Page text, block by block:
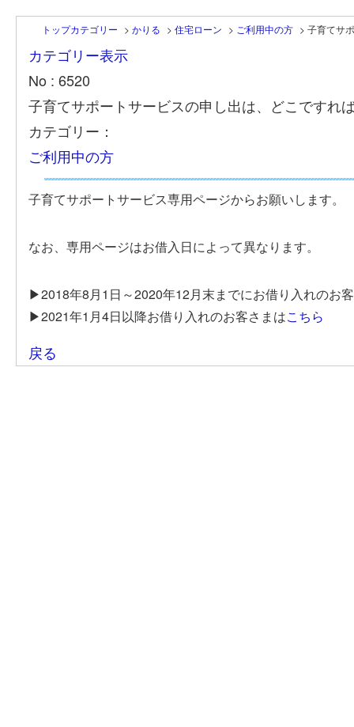
トップカテゴリー > かりる > 住宅ローン > ご利用中の方 > 子育てサ
カテゴリー表示
No : 6520
子育てサポートサービスの申し出は、どこですれ
カテゴリー：
ご利用中の方
子育てサポートサービス専用ページからお願いします。
なお、専用ページはお借入日によって異なります。
▶2018年8月1日～2020年12月末までにお借り入れのお
▶2021年1月4日以降お借り入れのお客さまはこちら
戻る